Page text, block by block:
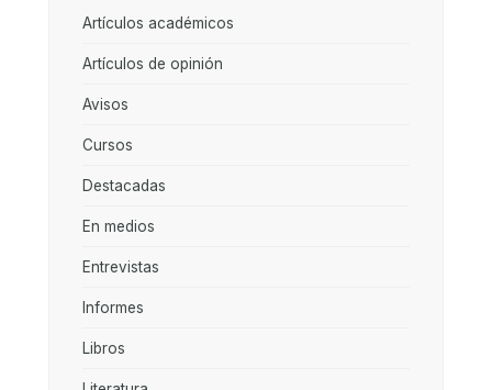
Artículos académicos
Artículos de opinión
Avisos
Cursos
Destacadas
En medios
Entrevistas
Informes
Libros